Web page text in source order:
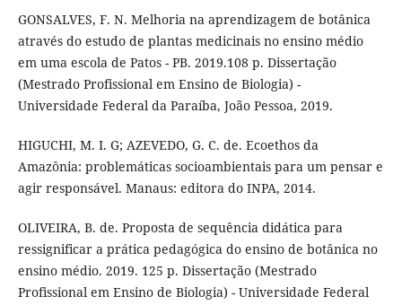
GONSALVES, F. N. Melhoria na aprendizagem de botânica
através do estudo de plantas medicinais no ensino médio
em uma escola de Patos - PB. 2019.108 p. Dissertação
(Mestrado Profissional em Ensino de Biologia) -
Universidade Federal da Paraíba, João Pessoa, 2019.
HIGUCHI, M. I. G; AZEVEDO, G. C. de. Ecoethos da
Amazônia: problemáticas socioambientais para um pensar e
agir responsável. Manaus: editora do INPA, 2014.
OLIVEIRA, B. de. Proposta de sequência didática para
ressignificar a prática pedagógica do ensino de botânica no
ensino médio. 2019. 125 p. Dissertação (Mestrado
Profissional em Ensino de Biologia) - Universidade Federal